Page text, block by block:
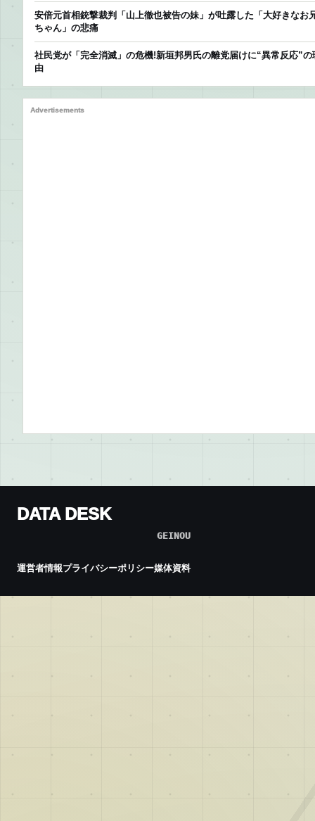
安倍元首相銃撃裁判「山上徹也被告の妹」が吐露した「大好きなお
ちゃん」の悲痛
社民党が「完全消滅」の危機!新垣邦男氏の離党届けに“異常反応”の
由
Advertisements
DATA DESK
GEINOU
運営者情報プライバシーポリシー媒体資料